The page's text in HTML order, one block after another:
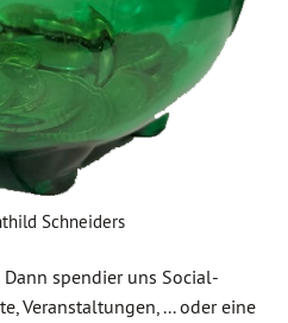
Schneiders
spendier uns Social-
Veranstaltungen, ... oder eine